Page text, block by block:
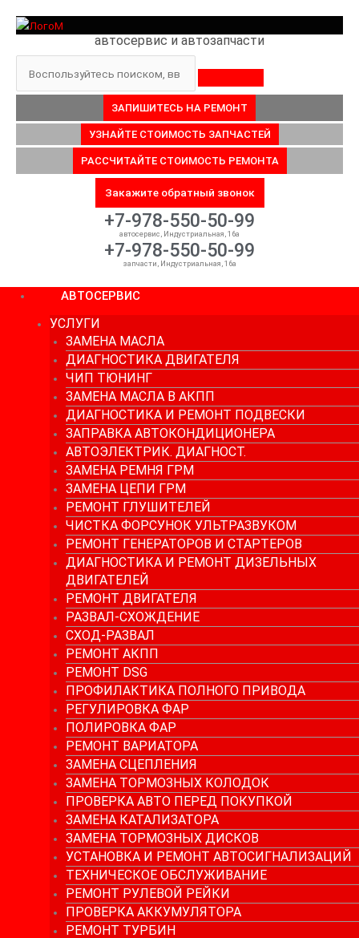
автосервис и автозапчасти
ЗАПИШИТЕСЬ НА РЕМОНТ
УЗНАЙТЕ СТОИМОСТЬ ЗАПЧАСТЕЙ
РАССЧИТАЙТЕ СТОИМОСТЬ РЕМОНТА
Закажите обратный звонок
+7-978-550-50-99
автосервис, Индустриальная, 16а
+7-978-550-50-99
запчасти, Индустриальная, 16а
АВТОСЕРВИС
УСЛУГИ
ЗАМЕНА МАСЛА
ДИАГНОСТИКА ДВИГАТЕЛЯ
ЧИП ТЮНИНГ
ЗАМЕНА МАСЛА В АКПП
ДИАГНОСТИКА И РЕМОНТ ПОДВЕСКИ
ЗАПРАВКА АВТОКОНДИЦИОНЕРА
АВТОЭЛЕКТРИК. ДИАГНОСТ.
ЗАМЕНА РЕМНЯ ГРМ
ЗАМЕНА ЦЕПИ ГРМ
РЕМОНТ ГЛУШИТЕЛЕЙ
ЧИСТКА ФОРСУНОК УЛЬТРАЗВУКОМ
РЕМОНТ ГЕНЕРАТОРОВ И СТАРТЕРОВ
ДИАГНОСТИКА И РЕМОНТ ДИЗЕЛЬНЫХ
ДВИГАТЕЛЕЙ
РЕМОНТ ДВИГАТЕЛЯ
РАЗВАЛ-СХОЖДЕНИЕ
СХОД-РАЗВАЛ
РЕМОНТ АКПП
РЕМОНТ DSG
ПРОФИЛАКТИКА ПОЛНОГО ПРИВОДА
РЕГУЛИРОВКА ФАР
ПОЛИРОВКА ФАР
РЕМОНТ ВАРИАТОРА
ЗАМЕНА СЦЕПЛЕНИЯ
ЗАМЕНА ТОРМОЗНЫХ КОЛОДОК
ПРОВЕРКА АВТО ПЕРЕД ПОКУПКОЙ
ЗАМЕНА КАТАЛИЗАТОРА
ЗАМЕНА ТОРМОЗНЫХ ДИСКОВ
УСТАНОВКА И РЕМОНТ АВТОСИГНАЛИЗАЦИЙ
ТЕХНИЧЕСКОЕ ОБСЛУЖИВАНИЕ
РЕМОНТ РУЛЕВОЙ РЕЙКИ
ПРОВЕРКА АККУМУЛЯТОРА
РЕМОНТ ТУРБИН